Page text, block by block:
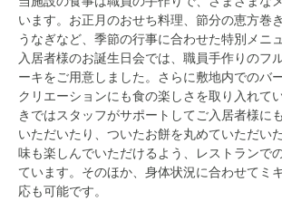
います。お正月のおせち料理、節分の恵方巻
うなぎなど、季節の行事に合わせた特別メニ
入居者様のお誕生日会では、職員手作りのフ
ーキをご用意しました。さらに敷地内でのバ
クリエーションにも食の楽しさを取り入れて
きではスタッフがサポートしてご入居者様に
いただいたり、ついたお餅を丸めていただい
味も楽しんでいただけるよう、レストランで
ています。そのほか、身体状況に合わせてミ
応も可能です。